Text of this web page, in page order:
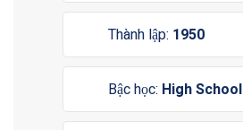
Thành lập: 1950
Bậc học: High School